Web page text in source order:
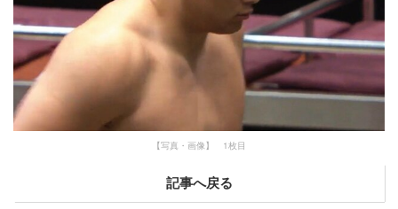
【写真・画像】 1枚目
記事へ戻る